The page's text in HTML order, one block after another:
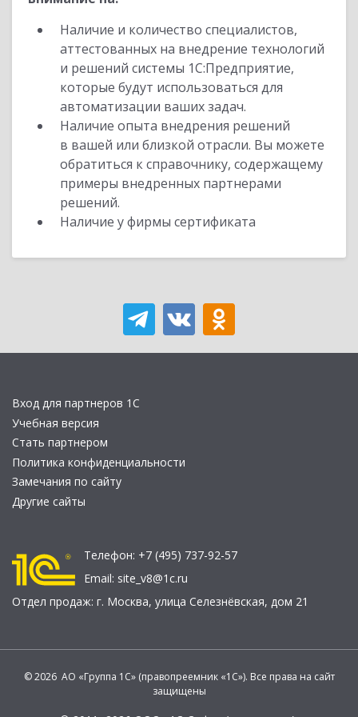
Наличие и количество специалистов,
аттестованных на внедрение технологий
и решений системы 1С:Предприятие,
которые будут использоваться для
автоматизации ваших задач.
Наличие опыта внедрения решений
в вашей или близкой отрасли. Вы можете
обратиться к справочнику, содержащему
примеры внедренных партнерами
решений.
Наличие у фирмы сертификата
Вход для партнеров 1С
Учебная версия
Стать партнером
Политика конфиденциальности
Замечания по сайту
Другие сайты
Телефон: +7 (495) 737-92-57
Email: site_v8@1c.ru
Отдел продаж: г. Москва, улица Селезнёвская, дом 21
© 2026 АО «Группа 1С» (правопреемник «1С»). Все права на сайт
защищены